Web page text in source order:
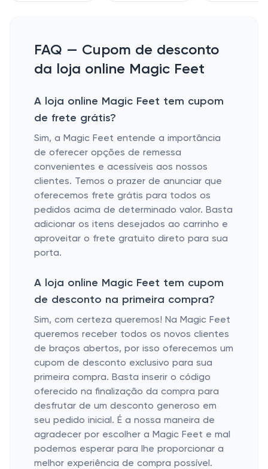
FAQ — Cupom de desconto
da loja online Magic Feet
A loja online Magic Feet tem cupom
de frete grátis?
Sim, a Magic Feet entende a importância
de oferecer opções de remessa
convenientes e acessíveis aos nossos
clientes. Temos o prazer de anunciar que
oferecemos frete grátis para todos os
pedidos acima de determinado valor. Basta
adicionar os itens desejados ao carrinho e
aproveitar o frete gratuito direto para sua
porta.
A loja online Magic Feet tem cupom
de desconto na primeira compra?
Sim, com certeza queremos! Na Magic Feet
queremos receber todos os novos clientes
de braços abertos, por isso oferecemos um
cupom de desconto exclusivo para sua
primeira compra. Basta inserir o código
oferecido na finalização da compra para
desfrutar de um desconto generoso em
seu pedido inicial. É a nossa maneira de
agradecer por escolher a Magic Feet e mal
podemos esperar para lhe proporcionar a
melhor experiência de compra possível.